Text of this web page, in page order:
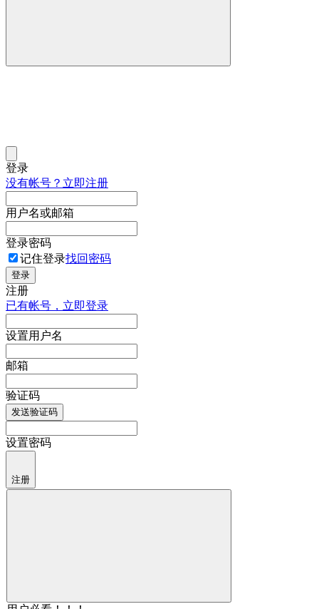
登录
没有帐号？立即注册
用户名或邮箱
登录密码
记住登录找回密码
登录
注册
已有帐号，立即登录
设置用户名
邮箱
验证码
发送验证码
设置密码
注册